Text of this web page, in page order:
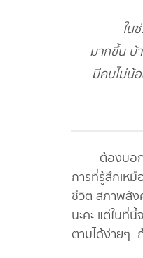
ในช่ว
มากขึ้น บ้
มีคนไม่น้
ต้องบอกเห
การที่รู้สึกเหมื
ชีวิต สภาพสัง
นะคะ แต่ในที่
ตามได้ง่ายๆ